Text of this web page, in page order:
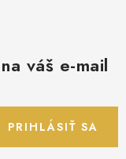
váš e-mail
PRIHLÁSIŤ SA